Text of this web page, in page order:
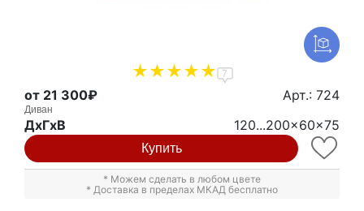
7
от 21 300₽ Арт.: 724
Диван
ДxГxВ 120...200x60x75
Купить
* Можем сделать в любом цвете
* Доставка в пределах МКАД бесплатно